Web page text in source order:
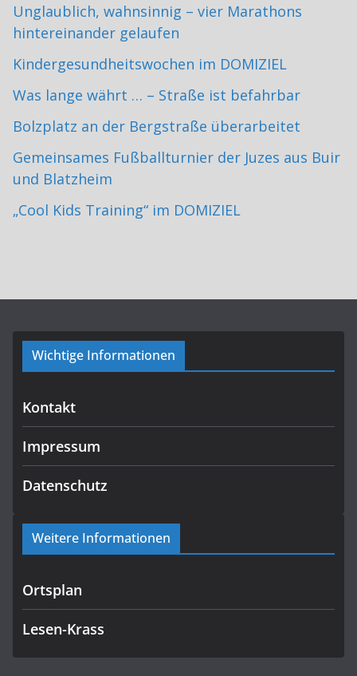
Unglaublich, wahnsinnig – vier Marathons
hintereinander gelaufen
Kindergesundheitswochen im DOMIZIEL
Was lange währt … – Straße ist befahrbar
Bolzplatz an der Bergstraße überarbeitet
Gemeinsames Fußballturnier der Juzes aus Buir
und Blatzheim
„Cool Kids Training“ im DOMIZIEL
Wichtige Informationen
Kontakt
Impressum
Datenschutz
Weitere Informationen
Ortsplan
Lesen-Krass